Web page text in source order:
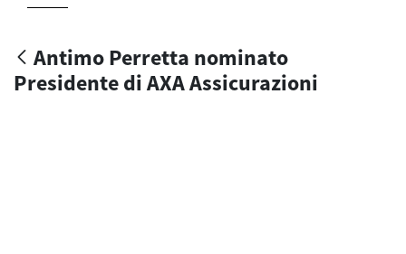
Antimo Perretta nominato
Presidente di AXA Assicurazioni